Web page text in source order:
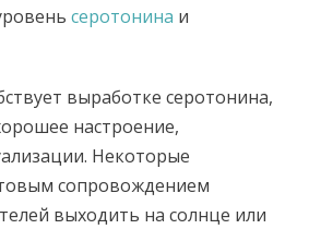
серотонина и
выработке серотонина,
настроение,
Некоторые
сопровождением
выходить на солнце или